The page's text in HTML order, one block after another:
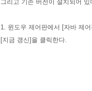
그리고 기존 버전이 설치되어
1. 윈도우 제어판에서 [자바 제
[지금 갱신]을 클릭한다.